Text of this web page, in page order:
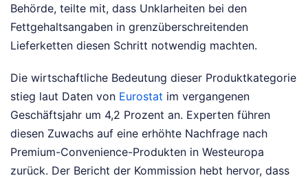
Behörde, teilte mit, dass Unklarheiten bei den
Fettgehaltsangaben in grenzüberschreitenden
Lieferketten diesen Schritt notwendig machten.
Die wirtschaftliche Bedeutung dieser Produktkategorie
stieg laut Daten von Eurostat im vergangenen
Geschäftsjahr um 4,2 Prozent an. Experten führen
diesen Zuwachs auf eine erhöhte Nachfrage nach
Premium-Convenience-Produkten in Westeuropa
zurück. Der Bericht der Kommission hebt hervor, dass